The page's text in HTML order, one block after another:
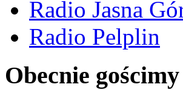
Radio Jasna
Radio Pelplin
Obecnie gościmy